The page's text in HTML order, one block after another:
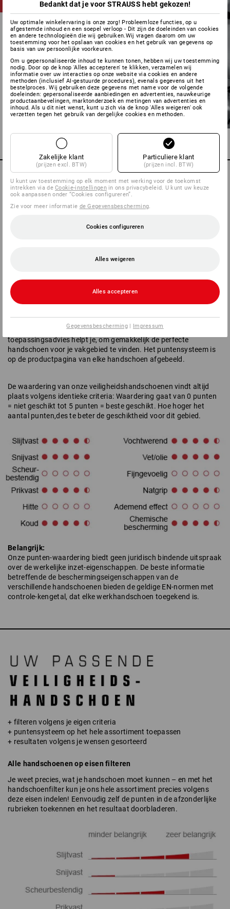
+ puntensysteem op basis van ervaringswaarden
Eén klik, één blik -
zo vind je de perfecte handschoen
Aan werkhandschoenen worden veel eisen gesteld – ze moeten
in ieder geval tegen veel dingen bestand zijn! Ons
toepassingsadvies helpt je, om gemakkelijk de perfecte
handschoen voor je vakgebied te vinden. Het puntensysteem is
op de productpagina van elke handschoen afgebeeld.
De waardering van onze veiligheidshandschoenen vindt altijd
plaats volgens identieke criteria: Waardering gaat van 0 punten
= niet geschikt tot 5 punten = beste geschikt. Hoe hoger het
aantal punten,des te beter de geschiktheid voor dit gebied.
Belangrijk:
Onze punten-waardering biedt geen juridisch bindende uitspraak
over de werkelijke inzet-eigenschappen. De beste informatie
betreffende de beschermingseigenschappen van de
verschillende handschoenen bieden de geldige EN-normen met
controle-kengetal, dat elke werkhandschoen toegekend is.
+ filteren volgens je eigen criteria
+ puntensysteem op het hele assortiment toepassen
+ resultaten volgens je wensen gesorteerd
Alle handschoenen op eisen filteren
Je weet precies, wat je handschoen moet kunnen – en met het
handschoenfilter kun je ons hele assortiment precies volgens
deze eisen indelen! Eenvoudig zelf de punten in de afzonderlijke
rubrieken toekennen en het resultaat doorbladeren.
Bedankt dat je voor STRAUSS hebt gekozen!
Uw optimale winkelervaring is onze zorg! Probleemloze functies, op u
afgestemde inhoud en een soepel verloop - Dit zijn de doeleinden van cookies
en andere technologieën die wij gebruiken.Wij vragen daarom om uw
toestemming voor het opslaan van cookies en het gebruik van gegevens op
basis van uw persoonlijke voorkeuren.
Om u gepersonaliseerde inhoud te kunnen tonen, hebben wij uw toestemming
nodig. Door op de knop 'Alles accepteren' te klikken, verzamelen wij
informatie over uw interacties op onze website via cookies en andere
methoden (inclusief AI-gestuurde procedures), evenals gegevens uit het
bestelproces. Wij gebruiken deze gegevens met name voor de volgende
doeleinden: gepersonaliseerde aanbiedingen en advertenties, nauwkeurige
productaanbevelingen, marktonderzoek en metingen van advertenties en
inhoud. Als u dit niet wenst, kunt u zich via de knop 'Alles weigeren' ook
verzetten tegen het gebruik van dergelijke cookies en methoden.
Zakelijke klant
(prijzen excl. BTW)
Particuliere klant
(prijzen incl. BTW)
U kunt uw toestemming op elk moment met werking voor de toekomst
intrekken via deCookie-instellingenin ons privacybeleid. U kunt uw keuze
ook aanpassen onder “Cookies configureren”.
Zie voor meer informatie de Gegevensbescherming.
Cookies configureren
Alles weigeren
Alles accepteren
Gegevensbescherming | Impressum